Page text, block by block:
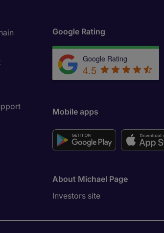
Google Rating
Google Rating
4.5
Mobile apps
About Michael Page
Investors site